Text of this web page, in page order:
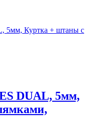
DUAL, 5мм,